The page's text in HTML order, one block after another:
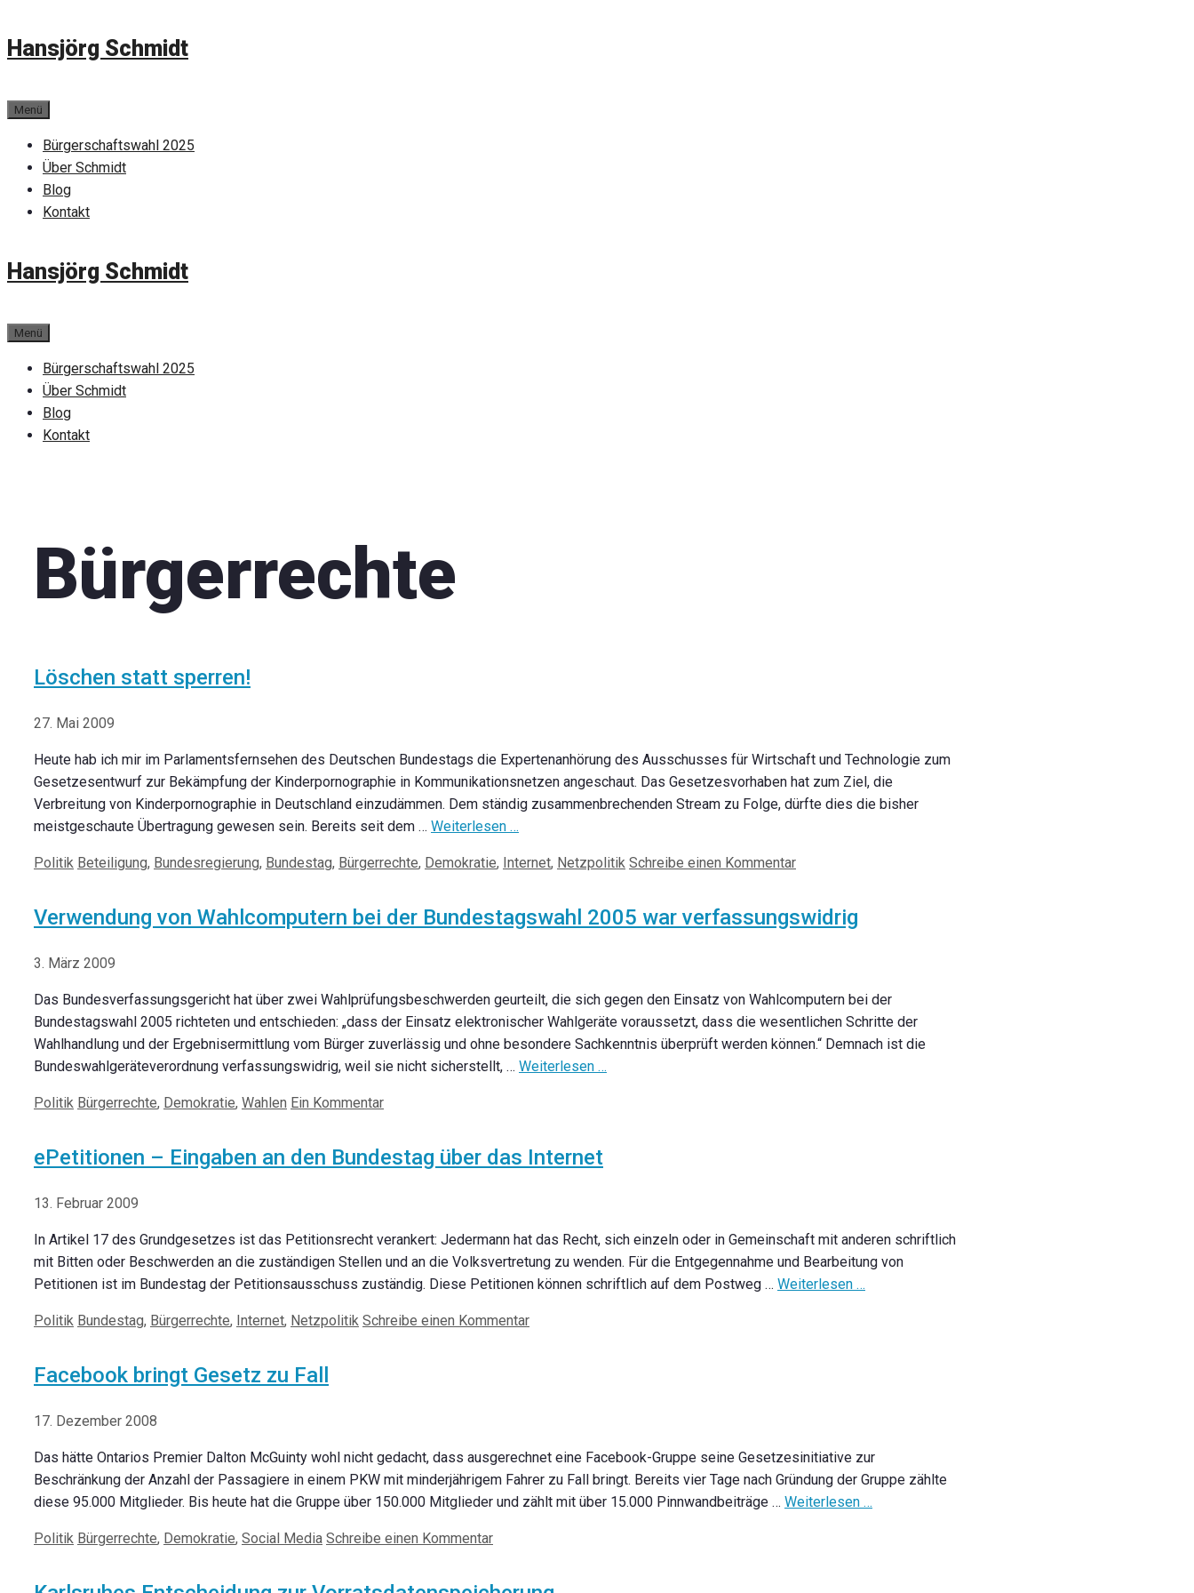
Inhalt
Hansjörg Schmidt
Menü
Bürgerschaftswahl 2025
Über Schmidt
Blog
Kontakt
Hansjörg Schmidt
Menü
Bürgerschaftswahl 2025
Über Schmidt
Blog
Kontakt
Bürgerrechte
Löschen statt sperren!
27. Mai 2009
Heute hab ich mir im Parlamentsfernsehen des Deutschen Bundestags die Expertenanhörung des Ausschusses für Wirtschaft und Technologie zum
Gesetzesentwurf zur Bekämpfung der Kinderpornographie in Kommunikationsnetzen angeschaut. Das Gesetzesvorhaben hat zum Ziel, die
Verbreitung von Kinderpornographie in Deutschland einzudämmen. Dem ständig zusammenbrechenden Stream zu Folge, dürfte dies die bisher
meistgeschaute Übertragung gewesen sein. Bereits seit dem … Weiterlesen …
Kategorien
Politik Schlagwörter
Beteiligung, Bundesregierung, Bundestag, Bürgerrechte, Demokratie, Internet, Netzpolitik Schreibe einen Kommentar
Verwendung von Wahlcomputern bei der Bundestagswahl 2005 war verfassungswidrig
3. März 2009
Das Bundesverfassungsgericht hat über zwei Wahlprüfungsbeschwerden geurteilt, die sich gegen den Einsatz von Wahlcomputern bei der
Bundestagswahl 2005 richteten und entschieden: „dass der Einsatz elektronischer Wahlgeräte voraussetzt, dass die wesentlichen Schritte der
Wahlhandlung und der Ergebnisermittlung vom Bürger zuverlässig und ohne besondere Sachkenntnis überprüft werden können.“ Demnach ist die
Bundeswahlgeräteverordnung verfassungswidrig, weil sie nicht sicherstellt, … Weiterlesen …
Kategorien
Politik Schlagwörter
Bürgerrechte, Demokratie, Wahlen Ein Kommentar
ePetitionen – Eingaben an den Bundestag über das Internet
13. Februar 2009
In Artikel 17 des Grundgesetzes ist das Petitionsrecht verankert: Jedermann hat das Recht, sich einzeln oder in Gemeinschaft mit anderen schriftlich
mit Bitten oder Beschwerden an die zuständigen Stellen und an die Volksvertretung zu wenden. Für die Entgegennahme und Bearbeitung von
Petitionen ist im Bundestag der Petitionsausschuss zuständig. Diese Petitionen können schriftlich auf dem Postweg … Weiterlesen …
Kategorien
Politik Schlagwörter
Bundestag, Bürgerrechte, Internet, Netzpolitik Schreibe einen Kommentar
Facebook bringt Gesetz zu Fall
17. Dezember 2008
Das hätte Ontarios Premier Dalton McGuinty wohl nicht gedacht, dass ausgerechnet eine Facebook-Gruppe seine Gesetzesinitiative zur
Beschränkung der Anzahl der Passagiere in einem PKW mit minderjährigem Fahrer zu Fall bringt. Bereits vier Tage nach Gründung der Gruppe zählte
diese 95.000 Mitglieder. Bis heute hat die Gruppe über 150.000 Mitglieder und zählt mit über 15.000 Pinnwandbeiträge … Weiterlesen …
Kategorien
Politik Schlagwörter
Bürgerrechte, Demokratie, Social Media Schreibe einen Kommentar